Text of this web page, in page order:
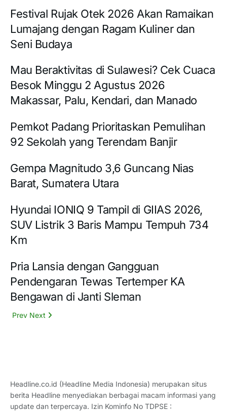
Festival Rujak Otek 2026 Akan Ramaikan
Lumajang dengan Ragam Kuliner dan
Seni Budaya
Mau Beraktivitas di Sulawesi? Cek Cuaca
Besok Minggu 2 Agustus 2026
Makassar, Palu, Kendari, dan Manado
Pemkot Padang Prioritaskan Pemulihan
92 Sekolah yang Terendam Banjir
Gempa Magnitudo 3,6 Guncang Nias
Barat, Sumatera Utara
Hyundai IONIQ 9 Tampil di GIIAS 2026,
SUV Listrik 3 Baris Mampu Tempuh 734
Km
Pria Lansia dengan Gangguan
Pendengaran Tewas Tertemper KA
Bengawan di Janti Sleman
Prev Next
Headline.co.id (Headline Media Indonesia) merupakan situs
berita Headline menyediakan berbagai macam informasi yang
update dan terpercaya. Izin Kominfo No TDPSE :